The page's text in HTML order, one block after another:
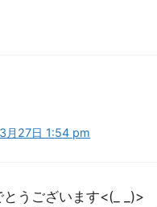
月27日 1:54 pm
うございます<(_ _)>